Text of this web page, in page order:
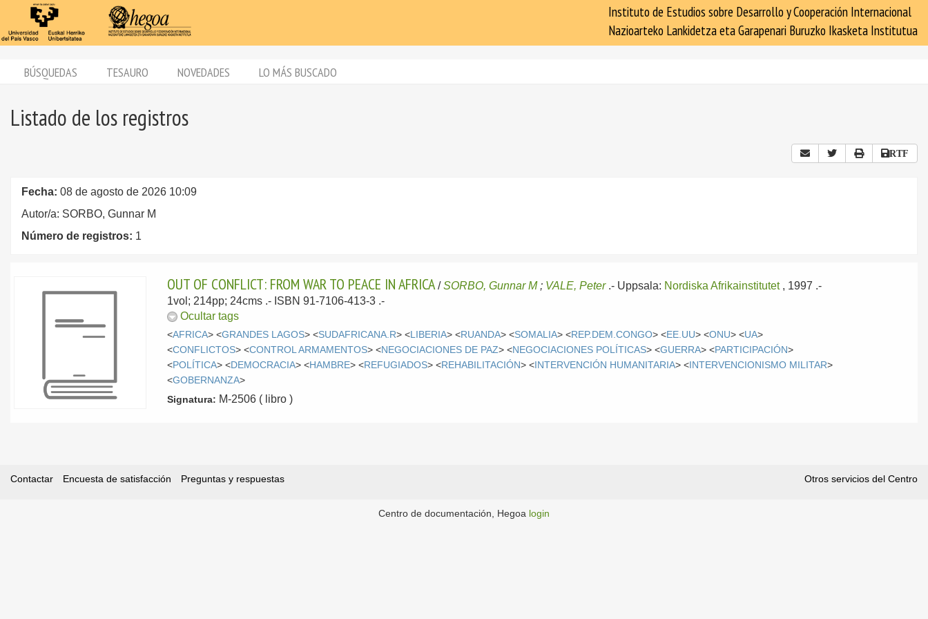
Instituto de Estudios sobre Desarrollo y Cooperación Internacional
Nazioarteko Lankidetza eta Garapenari Buruzko Ikasketa Institutua
BÚSQUEDAS TESAURO NOVEDADES LO MÁS BUSCADO
Listado de los registros
RTF
Fecha: 08 de agosto de 2026 10:09
Autor/a: SORBO, Gunnar M
Número de registros: 1
OUT OF CONFLICT: FROM WAR TO PEACE IN AFRICA /SORBO, Gunnar M; VALE, Peter .- Uppsala: Nordiska Afrikainstitutet, 1997 .-
1vol; 214pp; 24cms .- ISBN 91-7106-413-3 .-
Ocultar tags
<AFRICA> <GRANDES LAGOS> <SUDAFRICANA.R> <LIBERIA> <RUANDA> <SOMALIA> <REP.DEM.CONGO> <EE.UU> <ONU> <UA>
<CONFLICTOS> <CONTROL ARMAMENTOS> <NEGOCIACIONES DE PAZ> <NEGOCIACIONES POLÍTICAS> <GUERRA> <PARTICIPACIÓN>
<POLÍTICA> <DEMOCRACIA> <HAMBRE> <REFUGIADOS> <REHABILITACIÓN> <INTERVENCIÓN HUMANITARIA> <INTERVENCIONISMO MILITAR>
<GOBERNANZA>
Signatura: M-2506 ( libro )
Contactar Encuesta de satisfacción Preguntas y respuestas Otros servicios del Centro
Centro de documentación, Hegoa login